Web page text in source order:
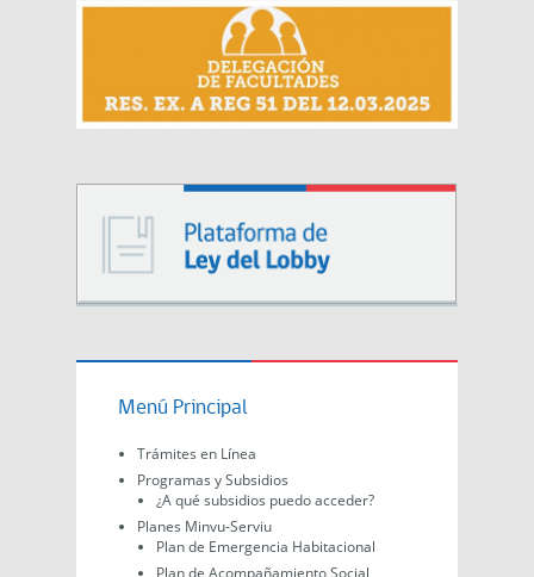
Menú Principal
Trámites en Línea
Programas y Subsidios
¿A qué subsidios puedo acceder?
Planes Minvu-Serviu
Plan de Emergencia Habitacional
Plan de Acompañamiento Social